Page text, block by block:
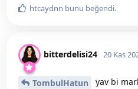
htcaydnn bunu beğendi.
bitterdelisi24 20 Kas
TombulHatun
yav bi